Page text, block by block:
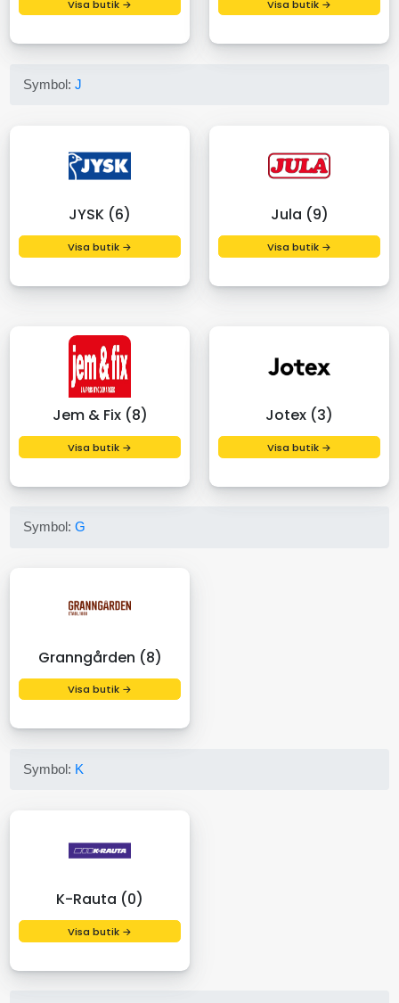
Visa butik → Visa butik →
Symbol:J
JYSK (6)
Visa butik →
Jula (9)
Visa butik →
Jem & Fix (8)
Visa butik →
Jotex (3)
Visa butik →
Symbol:G
Granngården (8)
Visa butik →
Symbol: K
K-Rauta (0)
Visa butik →